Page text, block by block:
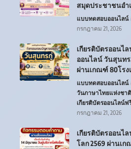
สมุดประชาชนอำ
แบบทดสอบออนไลน์
กรกฎาคม 21, 2026
เกียรติบัตรออนไ
ออนไลน์ วันสุนทร
ผ่านเกณฑ์ 80โรง
แบบทดสอบออนไลน์
วันภาษาไทยแห่งชาติ
เกียรติบัตรออนไลน์
กรกฎาคม 21, 2026
เกียรติบัตรออนไ
โลก 2569 ผ่านเ